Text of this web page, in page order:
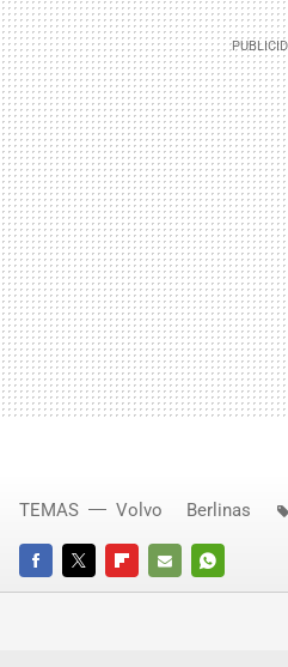
FACEBOOKTWITTERFLIPBOARD
E-
WHATSAPP
TEMAS Volvo Berlinas